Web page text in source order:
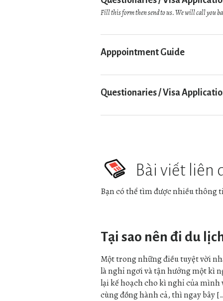
Fill this form then send to us. We will call you
Apppointment Guide
Questionaries / Visa
Bài viết liên
Bạn có thể tìm được nhiều thông
Tại sao nên đi du
Một trong những điều tuyệt vời
là nghỉ ngơi và tận hưởng một kì
lại kế hoạch cho kì nghỉ của mình
cùng đồng hành cả, thì ngay bây